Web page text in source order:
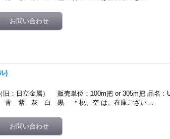
)
：日立金属） 販売単位：100m把 or 305m把 品名：
紫 灰 白 黒 ＊桃、空 は、在庫ござい…